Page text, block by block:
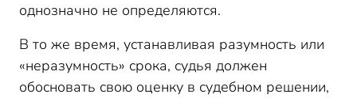
однозначно не определяются.
В то же время, устанавливая разумность или
«неразумность» срока, судья должен
обосновать свою оценку в судебном решении,